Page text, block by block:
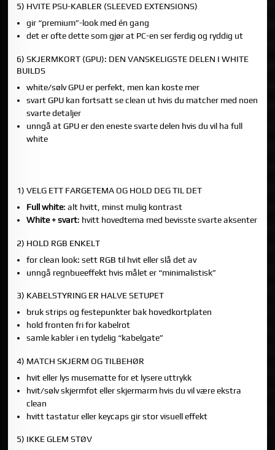
5) HVITE PSU-KABLER (SLEEVED EXTENSIONS)
gir “premium”-look med én gang
det er ofte dette som gjør at PC-en ser ferdig og ryddig ut
6) SKJERMKORT (GPU): DEN VANSKELIGSTE DELEN I WHITE
BUILDS
white/sølv GPU er perfekt, men kan koste mer
svart GPU kan fortsatt se clean ut hvis du matcher med noen
svarte detaljer
unngå at GPU er den eneste svarte delen hvis du vil ha full
white
1) VELG ETT FARGETEMA OG HOLD DEG TIL DET
Full white: alt hvitt, minst mulig kontrast
White + svart: hvitt hovedtema med bevisste svarte aksenter
2) HOLD RGB ENKELT
for clean look: sett RGB til hvit eller slå det av
unngå regnbueeffekt hvis målet er “minimalistisk”
3) KABELSTYRING ER HALVE SETUPET
bruk strips og festepunkter bak hovedkortplaten
hold fronten fri for kabelrot
samle kabler i en tydelig “kabelgate”
4) MATCH SKJERM OG TILBEHØR
hvit eller lys musematte for et lysere uttrykk
hvit/sølv skjermfot eller skjermarm hvis du vil være ekstra
clean
hvitt tastatur eller keycaps gir stor visuell effekt
5) IKKE GLEM STØV